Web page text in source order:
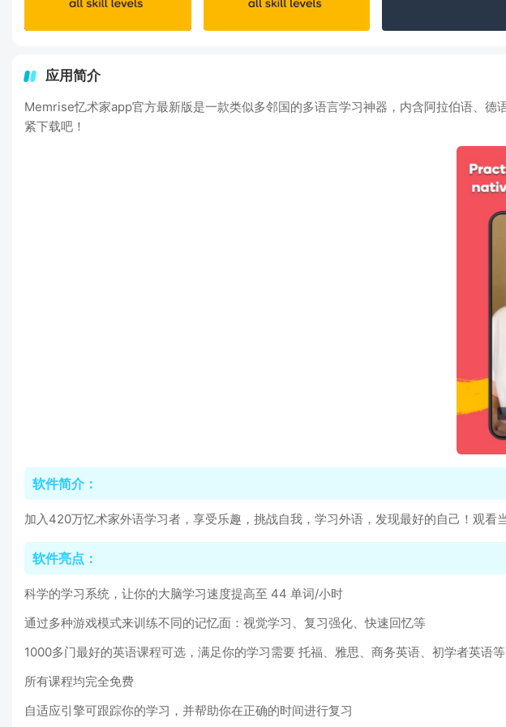
应用简介
Memrise忆术家app官方最新版是一款类似多邻国的多语言学习神器，内含阿拉伯语、
紧下载吧！
软件简介：
加入420万忆术家外语学习者，享受乐趣，挑战自我，学习外语，发现最好的自己！观看
软件亮点：
科学的学习系统，让你的大脑学习速度提高至 44 单词/小时
通过多种游戏模式来训练不同的记忆面：视觉学习、复习强化、快速回忆等
1000多门最好的英语课程可选，满足你的学习需要 托福、雅思、商务英语、初学者英语等
所有课程均完全免费
自适应引擎可跟踪你的学习，并帮助你在正确的时间进行复习